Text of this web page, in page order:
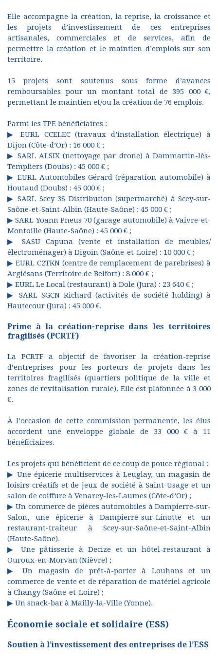
Elle accompagne la création, la reprise, la croissance et
les projets d’investissement de ces entreprises
artisanales, commerciales et de services, afin de
permettre la création et le maintien d’emplois sur son
territoire.
15 projets sont soutenus sous forme d’avances
remboursables pour un montant total de 395 000 €,
permettant le maintien et/ou la création de 76 emplois.
Parmi les TPE bénéficiaires :
▶ EURL CCELEC (travaux d’installation électrique) à
Dijon (Côte-d’Or) : 16 000 € ;
▶ SARL ALSIX (nettoyage par drone) à Dammartin-lès-
Templiers (Doubs) : 45 000 € ;
▶ EURL Automobiles Gérard (réparation automobile) à
Houtaud (Doubs) : 45 000 € ;
▶ SARL Scey 3S Distribution (supermarché) à Scey-sur-
Saône-et-Saint-Albin (Haute-Saône) : 45 000 € ;
▶ SARL Yoann Pneus 70 (garage automobile) à Vaivre-et-
Montoille (Haute-Saône) : 45 000 € ;
▶ SASU Capuna (vente et installation de meubles/
électroménager) à Digoin (Saône-et-Loire) : 10 000 € ;
▶ EURL C2TKN (centre de remplacement de parebrises) à
Argiésans (Territoire de Belfort) : 8 000 € ;
▶ EURL Le Local (restaurant) à Dole (Jura) : 23 640 € ;
▶ SARL SGCN Richard (activités de société holding) à
Hautecour (Jura) : 45 000 €.
Prime à la création-reprise dans les territoires
fragilisés (PCRTF)
La PCRTF a objectif de favoriser la création-reprise
d’entreprises pour les porteurs de projets dans les
territoires fragilisés (quartiers politique de la ville et
zones de revitalisation rurale). Elle est plafonnée à 3 000
€.
À l’occasion de cette commission permanente, les élus
accordent une enveloppe globale de 33 000 € à 11
bénéficiaires.
Les projets qui bénéficient de ce coup de pouce régional :
▶ Une épicerie multiservices à Leuglay, un magasin de
loisirs créatifs et de jeux de société à Saint-Usage et un
salon de coiffure à Venarey-les-Laumes (Côte-d’Or) ;
▶ Un commerce de pièces automobiles à Dampierre-sur-
Salon, une épicerie à Dampierre-sur-Linotte et un
restaurant-traiteur à Scey-sur-Saône-et-Saint-Albin
(Haute-Saône).
▶ Une pâtisserie à Decize et un hôtel-restaurant à
Ouroux-en-Morvan (Nièvre) ;
▶ Un magasin de prêt-à-porter à Louhans et un
commerce de vente et de réparation de matériel agricole
à Changy (Saône-et-Loire) ;
▶ Un snack-bar à Mailly-la-Ville (Yonne).
Économie sociale et solidaire (ESS)
Soutien à l’investissement des entreprises de l’ESS